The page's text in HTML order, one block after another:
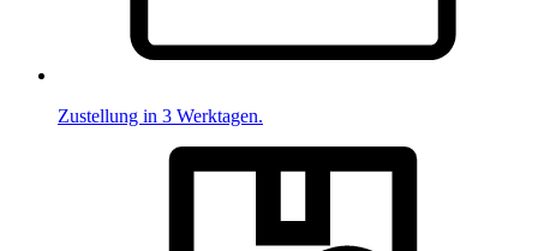
Zustellung in 3 Werktagen.